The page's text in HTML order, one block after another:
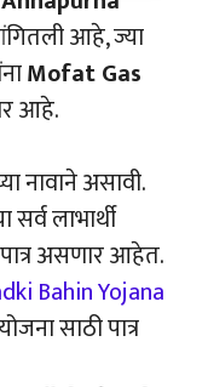
आहे, ज्या
Mofat Gas
आहे.
नावाने असावी.
सर्व लाभार्थी
असणार आहेत.
Bahin Yojana
साठी पात्र